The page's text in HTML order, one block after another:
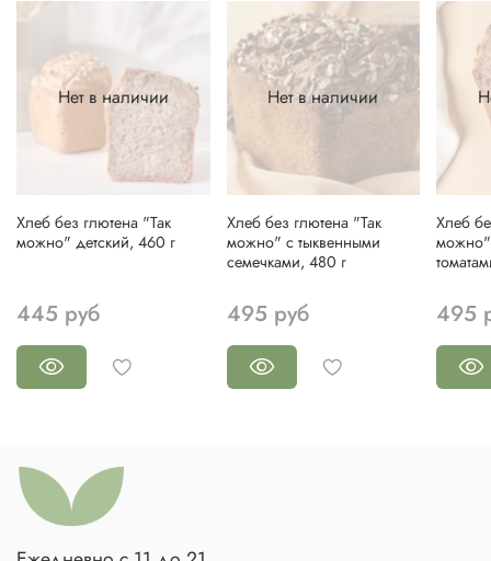
Нет в наличии
Хлеб без глютена "Так
можно" детский, 460 г
445 руб
Нет в наличии
Хлеб без глютена "Так
можно" с тыквенными
семечками, 480 г
495 руб
Хлеб
495